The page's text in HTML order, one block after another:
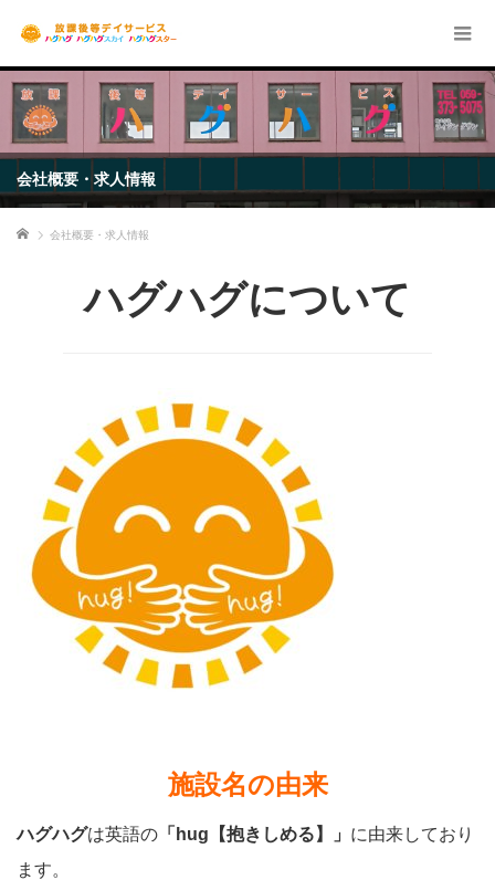
会社概要・求人情報
ホーム 会社概要・求人情報
ハグハグについて
施設名の由来
ハグハグは英語の 「hug【抱きしめる】」 に由来しており
ます。